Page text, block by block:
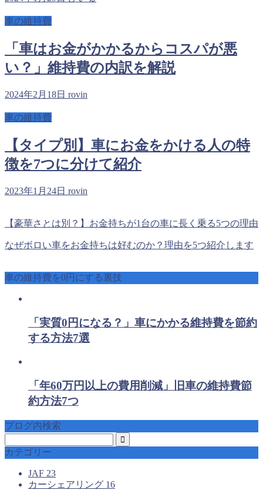
車の維持費
「車はお金がかかるからコスパが悪
い？」維持費の内訳を解説
2024年2月18日 rovin
車の維持費
【タイプ別】車にお金をかける人の特
徴を7つに分けて紹介
2023年1月24日 rovin
【豪華さとは別？】お金持ちが1台の車に長く乗る5つの理由
なぜボロい車をお金持ちは好むのか？理由を5つ紹介します
車の維持費を0円にする裏技
「実質0円になる？」車にかかる維持費を節約
する方法7選
「年60万円以上の費用削減」旧車の維持費節
約方法7つ
ブログ内検索
カテゴリー
JAF 23
カーシェアリング 16